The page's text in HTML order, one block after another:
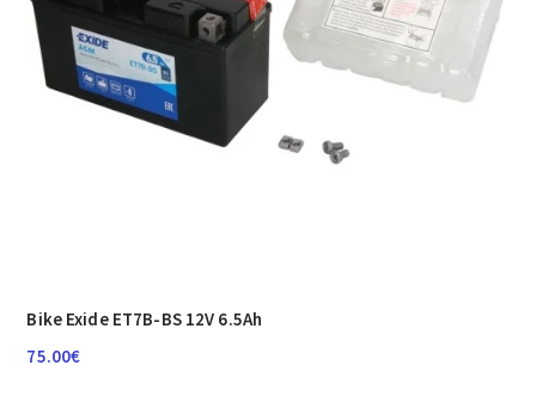
Bike Exide ET7B-BS 12V 6.5Ah
75.00€